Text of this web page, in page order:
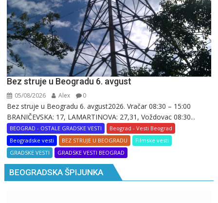
Bez struje u Beogradu 6. avgust
05/08/2026 Alex 0
Bez struje u Beogradu 6. avgust2026. Vračar 08:30 – 15:00
BRANIČEVSKA: 17, LAMARTINOVA: 27,31, Voždovac 08:30...
BEOGRAD - OSTALE GRADSKE VESTI
Beograd - Vesti Beograd
Beogradske vesti
BEZ STRUJE U BEOGRADU
Filmske vesti
GRADSKE VESTI
GRADSKE VESTI BEOGRAD
BEOGRADSKA ŠPIJUNKA